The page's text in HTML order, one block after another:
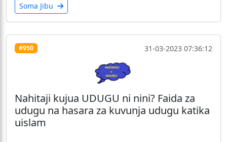
Soma Jibu
#950 31-03-2023 07:36:12
Nahitaji kujua UDUGU ni nini? Faida za
udugu na hasara za kuvunja udugu katika
uislam